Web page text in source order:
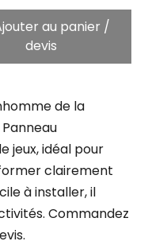
devis
de la
Panneau
jeux, idéal pour
clairement
à installer, il
Commandez